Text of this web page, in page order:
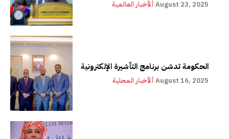
ألأخبار العالمية August 23, 2025
الحكومة تدشن برنامج التأشيرة الإلكترونية
ألأخبار المحلية August 16, 2025